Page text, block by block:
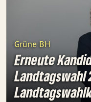
Grüne BH
Erneute
Landtagswahl